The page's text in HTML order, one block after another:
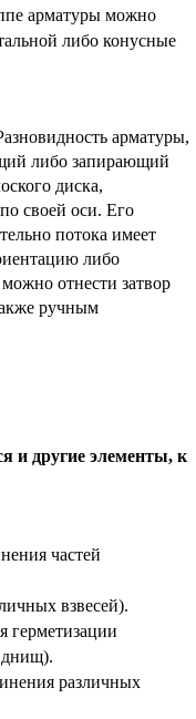
арматуры можно
либо конусные
арматуры,
либо запирающий
диска,
своей оси. Его
ельно потока имеет
либо
отнести затвор
ручным
и другие элементы, к
частей
взвесей).
герметизации
днищ).
различных